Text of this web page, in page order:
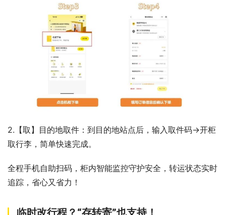
2.【取】目的地取件：到目的地站点后，输入取件码→开柜
取行李，简单快速完成。
全程手机自助扫码，柜内智能监控守护安全，转运状态实时
追踪，省心又省力！
临时改行程？“存转寄”也支持！